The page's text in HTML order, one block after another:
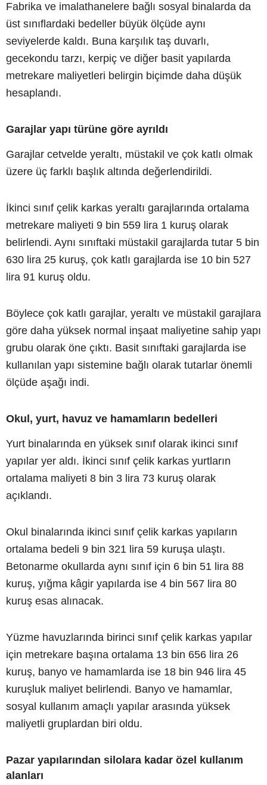
Fabrika ve imalathanelere bağlı sosyal binalarda da
üst sınıflardaki bedeller büyük ölçüde aynı
seviyelerde kaldı. Buna karşılık taş duvarlı,
gecekondu tarzı, kerpiç ve diğer basit yapılarda
metrekare maliyetleri belirgin biçimde daha düşük
hesaplandı.
Garajlar yapı türüne göre ayrıldı
Garajlar cetvelde yeraltı, müstakil ve çok katlı olmak
üzere üç farklı başlık altında değerlendirildi.
İkinci sınıf çelik karkas yeraltı garajlarında ortalama
metrekare maliyeti 9 bin 559 lira 1 kuruş olarak
belirlendi. Aynı sınıftaki müstakil garajlarda tutar 5 bin
630 lira 25 kuruş, çok katlı garajlarda ise 10 bin 527
lira 91 kuruş oldu.
Böylece çok katlı garajlar, yeraltı ve müstakil garajlara
göre daha yüksek normal inşaat maliyetine sahip yapı
grubu olarak öne çıktı. Basit sınıftaki garajlarda ise
kullanılan yapı sistemine bağlı olarak tutarlar önemli
ölçüde aşağı indi.
Okul, yurt, havuz ve hamamların bedelleri
Yurt binalarında en yüksek sınıf olarak ikinci sınıf
yapılar yer aldı. İkinci sınıf çelik karkas yurtların
ortalama maliyeti 8 bin 3 lira 73 kuruş olarak
açıklandı.
Okul binalarında ikinci sınıf çelik karkas yapıların
ortalama bedeli 9 bin 321 lira 59 kuruşa ulaştı.
Betonarme okullarda aynı sınıf için 6 bin 51 lira 88
kuruş, yığma kâgir yapılarda ise 4 bin 567 lira 80
kuruş esas alınacak.
Yüzme havuzlarında birinci sınıf çelik karkas yapılar
için metrekare başına ortalama 13 bin 656 lira 26
kuruş, banyo ve hamamlarda ise 18 bin 946 lira 45
kuruşluk maliyet belirlendi. Banyo ve hamamlar,
sosyal kullanım amaçlı yapılar arasında yüksek
maliyetli gruplardan biri oldu.
Pazar yapılarından silolara kadar özel kullanım
alanları